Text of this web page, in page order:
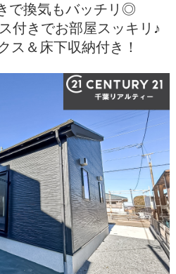
で換気もバッチリ◎
付きでお部屋スッキリ♪
＆床下収納付き！